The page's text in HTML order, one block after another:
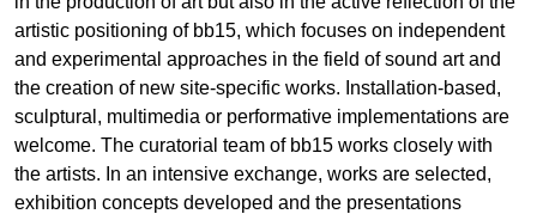
artistic positioning of bb15, which focuses on independent
and experimental approaches in the field of sound art and
the creation of new site-specific works. Installation-based,
sculptural, multimedia or performative implementations are
welcome. The curatorial team of bb15 works closely with
the artists. In an intensive exchange, works are selected,
exhibition concepts developed and the presentations